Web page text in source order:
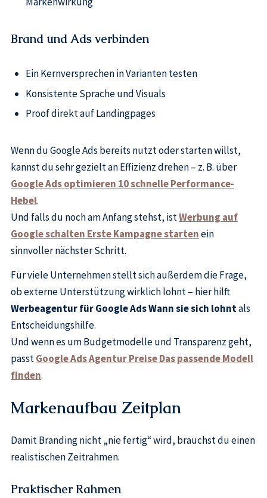
Brand und Ads verbinden
Ein Kernversprechen in Varianten testen
Konsistente Sprache und Visuals
Proof direkt auf Landingpages
Wenn du Google Ads bereits nutzt oder starten willst,
kannst du sehr gezielt an Effizienz drehen – z. B. über
Google Ads optimieren 10 schnelle Performance-
Hebel.
Und falls du noch am Anfang stehst, istWerbung auf
Google schalten Erste Kampagne startenein
sinnvoller nächster Schritt.
Für viele Unternehmen stellt sich außerdem die Frage,
ob externe Unterstützung wirklich lohnt – hier hilft
Werbeagentur für Google Ads Wann sie sich lohntals
Entscheidungshilfe.
Und wenn es um Budgetmodelle und Transparenz geht,
passtGoogle Ads Agentur Preise Das passende Modell
finden.
Markenaufbau Zeitplan
Damit Branding nicht „nie fertig“ wird, brauchst du einen
realistischen Zeitrahmen.
Praktischer Rahmen